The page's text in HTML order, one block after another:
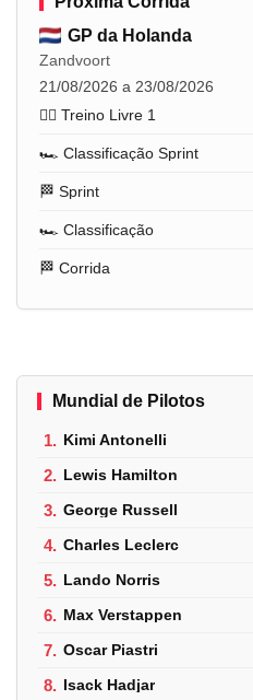
GP da Holanda
Zandvoort
21/08/2026 a 23/08/2026
🏋️‍♂️ Treino Livre 1
🏎️ Classificação Sprint
🏁 Sprint
🏎️ Classificação
🏁 Corrida
Mundial de Pilotos
1. Kimi Antonelli
2. Lewis Hamilton
3. George Russell
4. Charles Leclerc
5. Lando Norris
6. Max Verstappen
7. Oscar Piastri
8. Isack Hadjar